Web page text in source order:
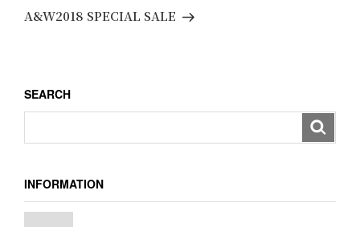
ゲ
ン
稿
の
A&W2018 SPECIAL SALE
SEARCH
INFORMATION